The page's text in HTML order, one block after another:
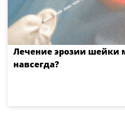
Лечение эрозии шейки
навсегда?